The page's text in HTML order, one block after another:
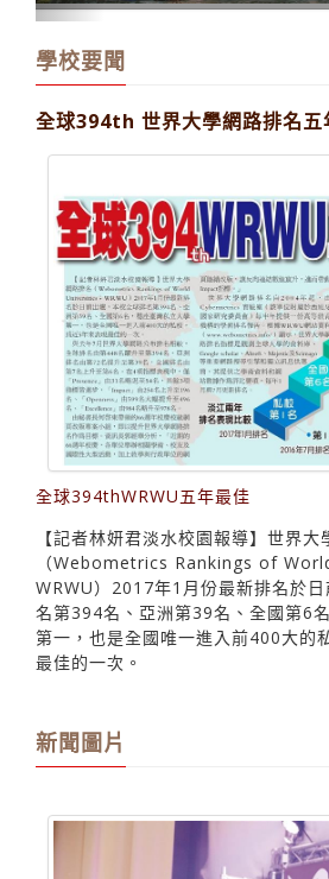
學校要聞
全球394th 世界大學網路排名五
全球394thWRWU五年最佳
【記者林妍君淡水校園報導】世界大
（Webometrics Rankings of
WRWU）2017年1月份最新排名於
名第394名、亞洲第39名、全國第6
第一，也是全國唯一進入前400大的
最佳的一次。
新聞圖片